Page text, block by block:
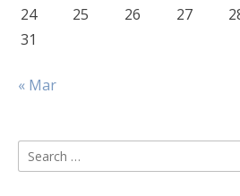
24
25 26 27
31
« Mar
Search
for: